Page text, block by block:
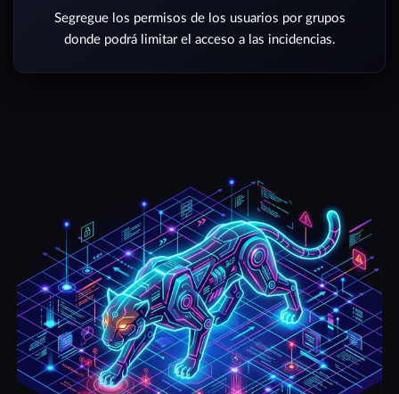
Segregue los permisos de los usuarios por grupos
donde podrá limitar el acceso a las incidencias.